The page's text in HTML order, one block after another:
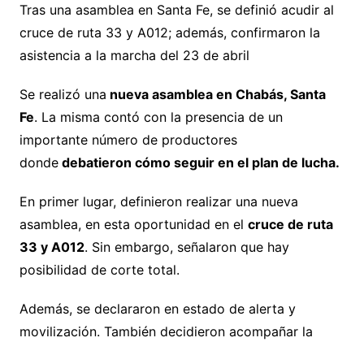
Tras una asamblea en Santa Fe, se definió acudir al
cruce de ruta 33 y A012; además, confirmaron la
asistencia a la marcha del 23 de abril
Se realizó una nueva asamblea en Chabás, Santa
Fe. La misma contó con la presencia de un
importante número de productores
dondedebatieron cómo seguir en el plan de lucha.
En primer lugar, definieron realizar una nueva
asamblea, en esta oportunidad en el cruce de ruta
33 y A012. Sin embargo, señalaron que hay
posibilidad de corte total.
Además, se declararon en estado de alerta y
movilización. También decidieron acompañar la